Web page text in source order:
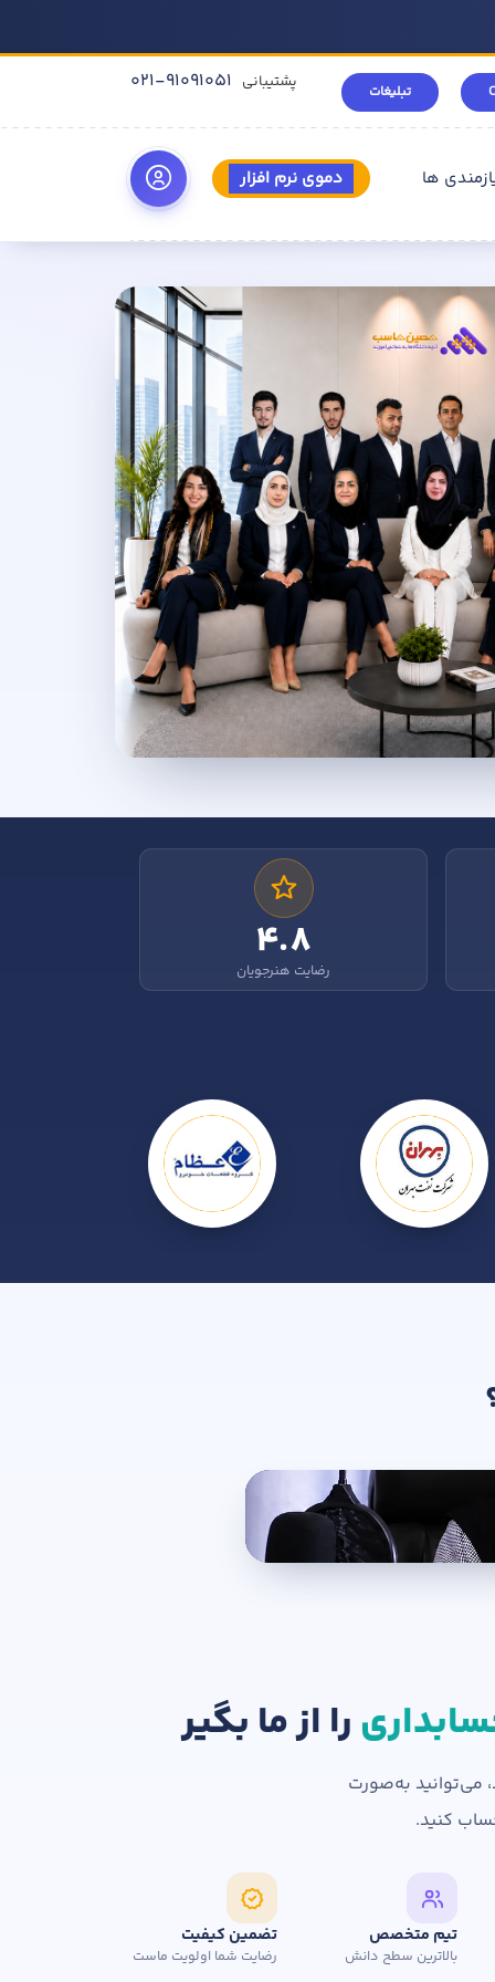
تبلیغات 021-91091051 پشتیبانی
ها دموی نرم افزار
۴.۸
رضایت هنرجویان
را از ما بگیر
می‌توانید به‌صورت
تیم متخصص
بالاترین سطح دانش
تضمین کیفیت
رضایت شما اولویت ماست